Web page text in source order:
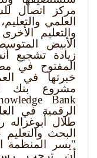
مركز اتصال
العلمي
والتعليم
الأبيض
زيادة تشجيع
المفتوح في
خبرتها في
مشروع بنك
Bank
الرقمية في
طلال أبوغزاله
البحث
"يسر المنظمة
أن ترحب